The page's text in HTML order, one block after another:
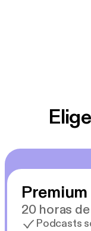
Premium
20 horas
Podcasts